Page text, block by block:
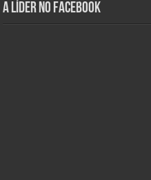
A Líder no Facebook